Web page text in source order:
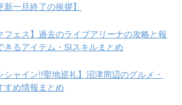
一旦終了の挨拶】
フェス】過去のライブアリーナの攻略と報
きるアイテム・SIスキルまとめ
シャイン!!聖地巡礼】沼津周辺のグルメ・
すめ情報まとめ